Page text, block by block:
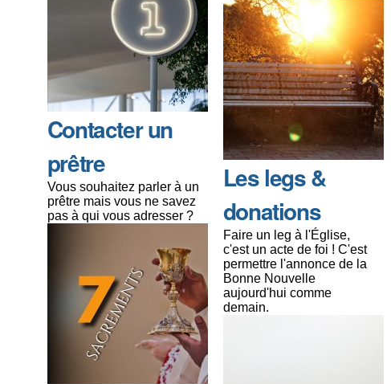
Contacter un
prêtre
Vous souhaitez parler à un
prêtre mais vous ne savez
pas à qui vous adresser ?
Les legs &
donations
Faire un leg à l'Église,
c'est un acte de foi ! C'est
permettre l'annonce de la
Bonne Nouvelle
aujourd'hui comme
demain.